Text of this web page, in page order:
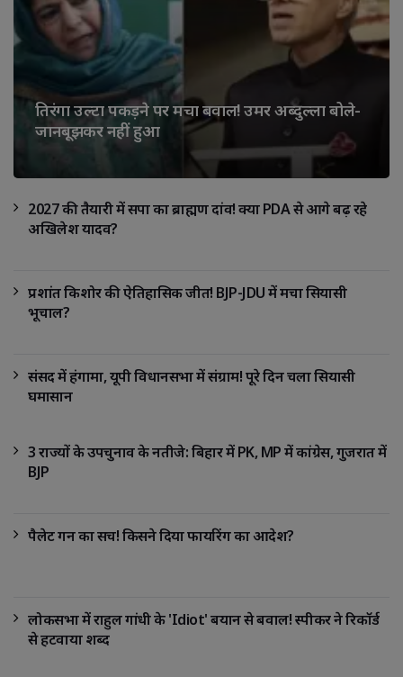
तिरंगा उल्टा पकड़ने पर मचा बवाल! उमर अब्दुल्ला बोले-
जानबूझकर नहीं हुआ
2027 की तैयारी में सपा का ब्राह्मण दांव! क्या PDA से आगे बढ़ रहे
अखिलेश यादव?
प्रशांत किशोर की ऐतिहासिक जीत! BJP-JDU में मचा सियासी
भूचाल?
संसद में हंगामा, यूपी विधानसभा में संग्राम! पूरे दिन चला सियासी
घमासान
3 राज्यों के उपचुनाव के नतीजे: बिहार में PK, MP में कांग्रेस, गुजरात में
BJP
पैलेट गन का सच! किसने दिया फायरिंग का आदेश?
लोकसभा में राहुल गांधी के 'Idiot' बयान से बवाल! स्पीकर ने रिकॉर्ड
से हटवाया शब्द